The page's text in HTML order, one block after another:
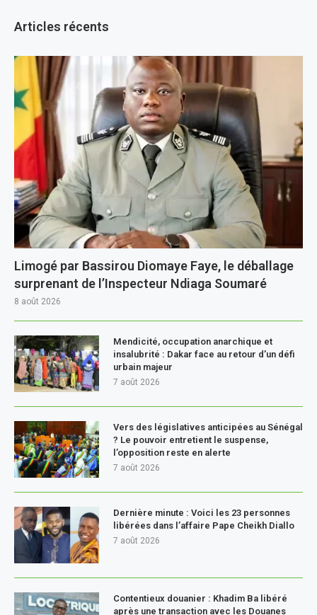
Articles récents
Limogé par Bassirou Diomaye Faye, le déballage
surprenant de l’Inspecteur Ndiaga Soumaré
8 août 2026
Mendicité, occupation anarchique et
insalubrité : Dakar face au retour d’un défi
urbain majeur
7 août 2026
Vers des législatives anticipées au Sénégal
? Le pouvoir entretient le suspense,
l’opposition reste en alerte
7 août 2026
Dernière minute : Voici les 23 personnes
libérées dans l’affaire Pape Cheikh Diallo
7 août 2026
Contentieux douanier : Khadim Ba libéré
après une transaction avec les Douanes